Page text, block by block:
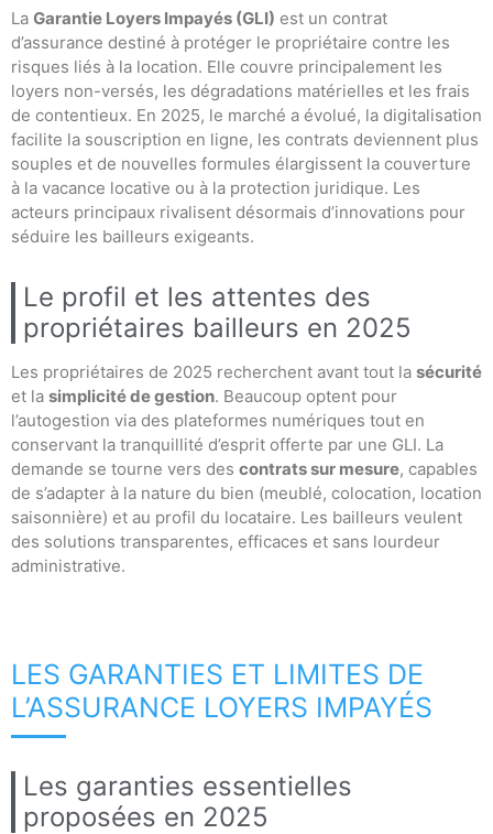
La Garantie Loyers Impayés (GLI) est un contrat
d’assurance destiné à protéger le propriétaire contre les
risques liés à la location. Elle couvre principalement les
loyers non-versés, les dégradations matérielles et les frais
de contentieux. En 2025, le marché a évolué, la digitalisation
facilite la souscription en ligne, les contrats deviennent plus
souples et de nouvelles formules élargissent la couverture
à la vacance locative ou à la protection juridique. Les
acteurs principaux rivalisent désormais d’innovations pour
séduire les bailleurs exigeants.
Le profil et les attentes des
propriétaires bailleurs en 2025
Les propriétaires de 2025 recherchent avant tout la sécurité
et la simplicité de gestion. Beaucoup optent pour
l’autogestion via des plateformes numériques tout en
conservant la tranquillité d’esprit offerte par une GLI. La
demande se tourne vers des contrats sur mesure, capables
de s’adapter à la nature du bien (meublé, colocation, location
saisonnière) et au profil du locataire. Les bailleurs veulent
des solutions transparentes, efficaces et sans lourdeur
administrative.
LES GARANTIES ET LIMITES DE
L’ASSURANCE LOYERS IMPAYÉS
Les garanties essentielles
proposées en 2025